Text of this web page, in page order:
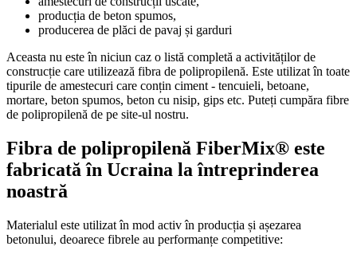
producția de beton spumos,
producerea de plăci de pavaj și garduri
Aceasta nu este în niciun caz o listă completă a activităților de
construcție care utilizează fibra de polipropilenă. Este utilizat în toate
tipurile de amestecuri care conțin ciment - tencuieli, betoane,
mortare, beton spumos, beton cu nisip, gips etc. Puteți cumpăra fibre
de polipropilenă de pe site-ul nostru.
Fibra de polipropilenă FiberMix® este
fabricată în Ucraina la întreprinderea
noastră
Materialul este utilizat în mod activ în producția și așezarea
betonului, deoarece fibrele au performanțe competitive: